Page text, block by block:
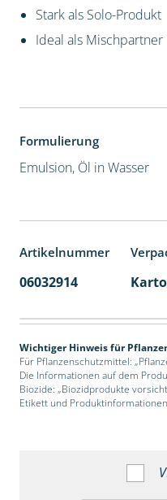
Stark als Solo-Produkt
Ideal als Mischpartner
Formulierung
Emulsion, Öl in Wasser
Artikelnummer
06032914
Wichtiger Hinweis für
Für Pflanzenschutzmittel:
Die Informationen auf dem
Biozide: „Biozidprodukte
Etikett und